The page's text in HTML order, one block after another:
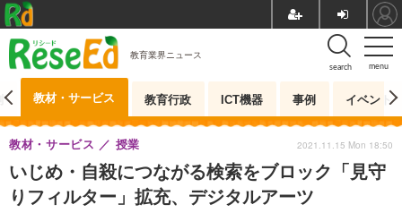
menu
search
教育業界ニュース
教材・サービス 教育行政 ICT機器 事例 イベント
いじめ・自殺につながる検索をブロック「見守
りフィルター」拡充、デジタルアーツ
教材・サービス 授業 2021.11.15 Mon 18:50